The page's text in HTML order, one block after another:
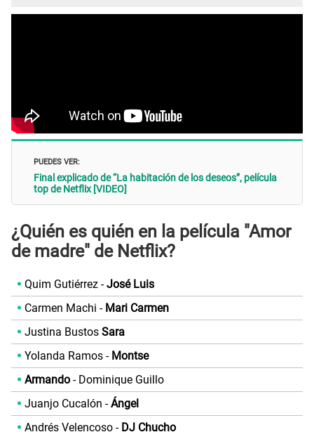
PUEDES VER:
Final explicado de “La habitación de los deseos”, película
top de Netflix [VIDEO]
¿Quién es quién en la película "Amor
de madre" de Netflix?
Quim Gutiérrez -José Luis
Carmen Machi - Mari Carmen
Justina Bustos Sara
Yolanda Ramos - Montse
Armando- Dominique Guillo
Juanjo Cucalón -Ángel
Andrés Velencoso - DJ Chucho